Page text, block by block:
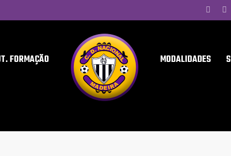
FORMAÇÃO MODALIDADES